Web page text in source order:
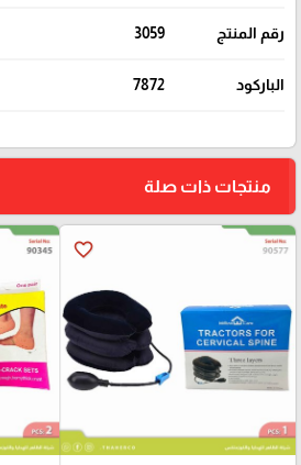
رقم المنتج 3059
الباركود 7872
منتجات ذات صلة
favorite_border